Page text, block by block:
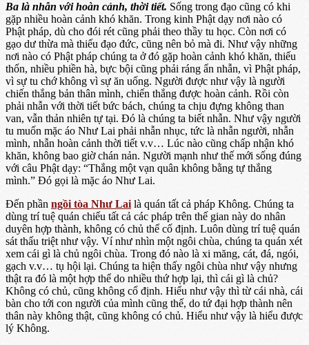
Ba là nhẫn với hoàn cảnh, thời tiết. Sống trong đạo cũng có khi
gặp nhiều hoàn cảnh khó khăn. Trong kinh Phật dạy nơi nào có
Phật pháp, dù cho đói rét cũng phải theo thầy tu học. Còn nơi có
gạo dư thừa mà thiếu đạo đức, cũng nên bỏ mà đi. Như vậy những
nơi nào có Phật pháp chúng ta ở đó gặp hoàn cảnh khó khăn, thiếu
thốn, nhiều phiền hà, bực bội cũng phải ráng ẩn nhẫn, vì Phật pháp,
vì sự tu chớ không vì sự ăn uống. Người được như vậy là người
chiến thắng bản thân mình, chiến thắng được hoàn cảnh. Rồi còn
phải nhẫn với thời tiết bức bách, chúng ta chịu đựng không than
van, vẫn thản nhiên tự tại. Đó là chúng ta biết nhẫn. Như vậy người
tu muốn mặc áo Như Lai phải nhẫn nhục, tức là nhẫn người, nhẫn
mình, nhẫn hoàn cảnh thời tiết v.v… Lúc nào cũng chấp nhận khó
khăn, không bao giờ chán nản. Người mạnh như thế mới sống đúng
với câu Phật dạy: “Thắng một vạn quân không bằng tự thắng
mình.” Đó gọi là mặc áo Như Lai.
Đến phần ngồi tòa Như Lai là quán tất cả pháp Không. Chúng ta
dùng trí tuệ quán chiếu tất cả các pháp trên thế gian này do nhân
duyên hợp thành, không có chủ thể cố định. Luôn dùng trí tuệ quán
sát thấu triệt như vậy. Ví như nhìn một ngôi chùa, chúng ta quán xét
xem cái gì là chủ ngôi chùa. Trong đó nào là xi măng, cát, đá, ngói,
gạch v.v… tụ hội lại. Chúng ta hiện thấy ngôi chùa như vậy nhưng
thật ra đó là một hợp thể do nhiều thứ hợp lại, thì cái gì là chủ?
Không có chủ, cũng không cố định. Hiểu như vậy thì từ cái nhà, cái
bàn cho tới con người của mình cũng thế, do tứ đại hợp thành nên
thân này không thật, cũng không có chủ. Hiểu như vậy là hiểu được
lý Không.